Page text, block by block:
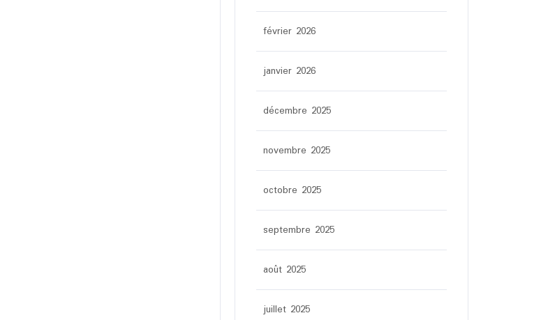
février 2026
janvier 2026
décembre 2025
novembre 2025
octobre 2025
septembre 2025
août 2025
juillet 2025